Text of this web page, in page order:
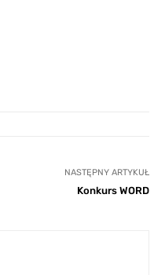
NASTĘPNY ARTYKUŁ
Konkurs WORD